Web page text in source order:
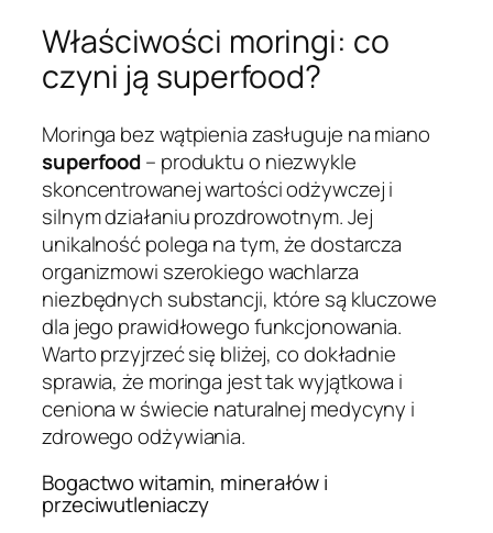
Właściwości moringi: co
czyni ją superfood?
Moringa bez wątpienia zasługuje na miano
superfood– produktu o niezwykle
skoncentrowanej wartości odżywczej i
silnym działaniu prozdrowotnym. Jej
unikalność polega na tym, że dostarcza
organizmowi szerokiego wachlarza
niezbędnych substancji, które są kluczowe
dla jego prawidłowego funkcjonowania.
Warto przyjrzeć się bliżej, co dokładnie
sprawia, że moringa jest tak wyjątkowa i
ceniona w świecie naturalnej medycyny i
zdrowego odżywiania.
Bogactwo witamin, minerałów i
przeciwutleniaczy